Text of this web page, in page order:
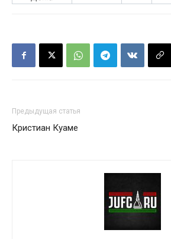
Предыдущая статья
Кристиан Куаме